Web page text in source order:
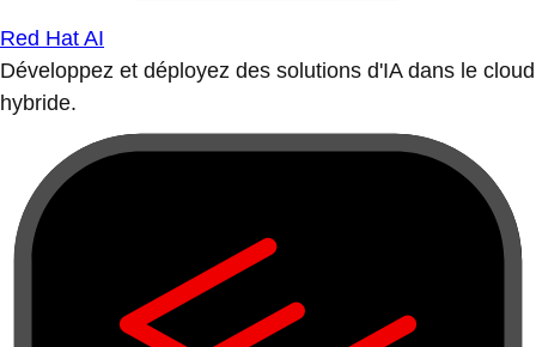
Red Hat AI
Développez et déployez des solutions d'IA dans le cloud
hybride.